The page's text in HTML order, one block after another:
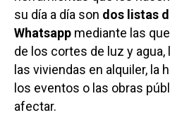
su día a día son dos listas
Whatsapp mediante las
de los cortes de luz y
las viviendas en alquiler, la
los eventos o las obras
afectar.